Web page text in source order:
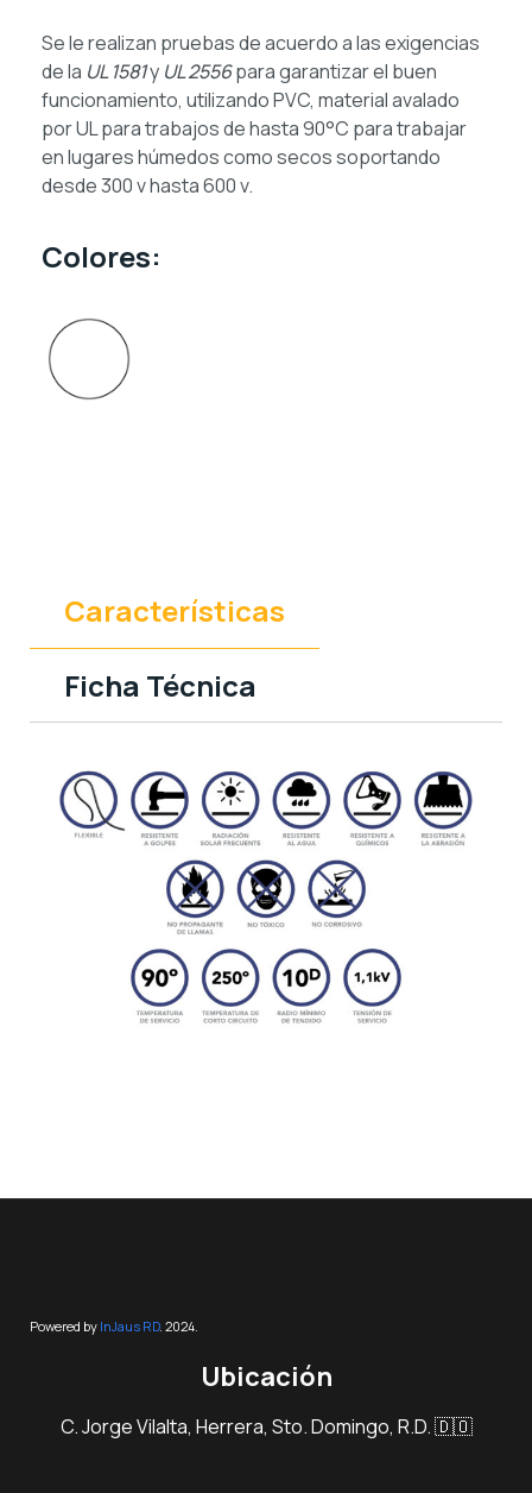
Se le realizan pruebas de acuerdo a las exigencias
de la UL 1581y UL 2556para garantizar el buen
funcionamiento, utilizando PVC, material avalado
por UL para trabajos de hasta 90°C para trabajar
en lugares húmedos como secos soportando
desde 300 v hasta 600 v.
Colores:
Características
Ficha Técnica
Powered by InJaus RD. 2024.
Ubicación
C. Jorge Vilalta, Herrera, Sto. Domingo, R.D. 🇩🇴